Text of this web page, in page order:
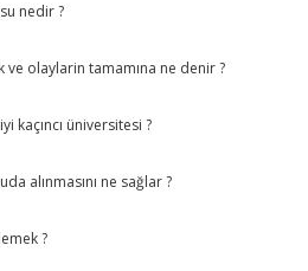
nedir ?
ve olaylarin tamamına ne denir ?
kaçıncı üniversitesi ?
alınmasını ne sağlar ?
?